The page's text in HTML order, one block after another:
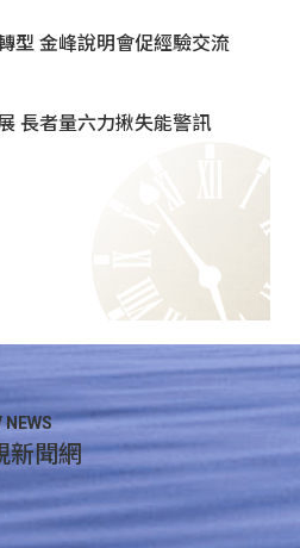
型 金峰說明會促經驗交流
長者量六力揪失能警訊
新聞網